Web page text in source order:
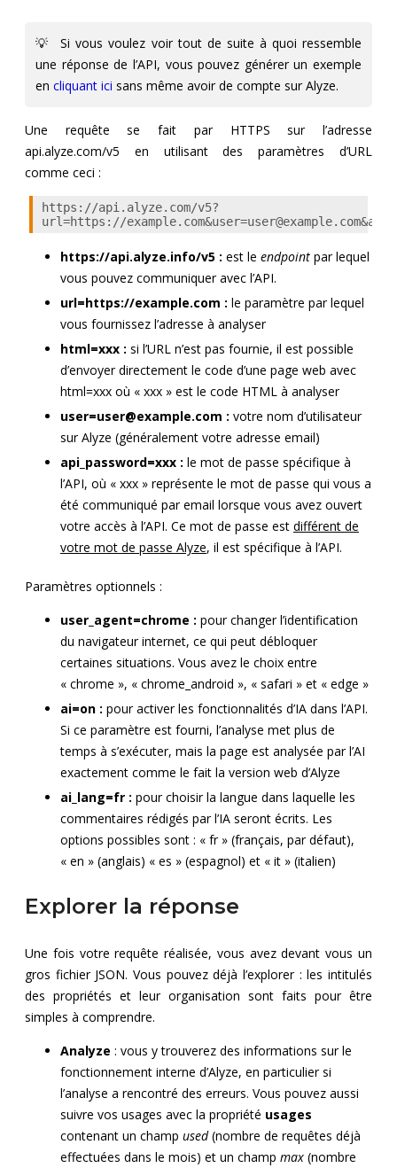
💡 Si vous voulez voir tout de suite à quoi ressemble
une réponse de l’API, vous pouvez générer un exemple
en cliquant ici sans même avoir de compte sur Alyze.
Une requête se fait par HTTPS sur l’adresse
api.alyze.com/v5 en utilisant des paramètres d’URL
comme ceci :
https://api.alyze.com/v5?
url=https://example.com&user=user@example.com
https://api.alyze.info/v5 : est le endpoint par lequel
vous pouvez communiquer avec l’API.
url=https://example.com : le paramètre par lequel
vous fournissez l’adresse à analyser
html=xxx : si l’URL n’est pas fournie, il est possible
d’envoyer directement le code d’une page web avec
html=xxx où « xxx » est le code HTML à analyser
user=user@example.com : votre nom d’utilisateur
sur Alyze (généralement votre adresse email)
api_password=xxx : le mot de passe spécifique à
l’API, où « xxx » représente le mot de passe qui vous a
été communiqué par email lorsque vous avez ouvert
votre accès à l’API. Ce mot de passe est différent de
votre mot de passe Alyze, il est spécifique à l’API.
Paramètres optionnels :
user_agent=chrome : pour changer l’identification
du navigateur internet, ce qui peut débloquer
certaines situations. Vous avez le choix entre
« chrome », « chrome_android », « safari » et « edge »
ai=on : pour activer les fonctionnalités d’IA dans l’API.
Si ce paramètre est fourni, l’analyse met plus de
temps à s’exécuter, mais la page est analysée par l’AI
exactement comme le fait la version web d’Alyze
ai_lang=fr : pour choisir la langue dans laquelle les
commentaires rédigés par l’IA seront écrits. Les
options possibles sont : « fr » (français, par défaut),
« en » (anglais) « es » (espagnol) et « it » (italien)
Explorer la réponse
Une fois votre requête réalisée, vous avez devant vous un
gros fichier JSON. Vous pouvez déjà l’explorer : les intitulés
des propriétés et leur organisation sont faits pour être
simples à comprendre.
Analyze : vous y trouverez des informations sur le
fonctionnement interne d’Alyze, en particulier si
l’analyse a rencontré des erreurs. Vous pouvez aussi
suivre vos usages avec la propriété usages
contenant un champ used(nombre de requêtes déjà
effectuées dans le mois) et un champ max (nombre